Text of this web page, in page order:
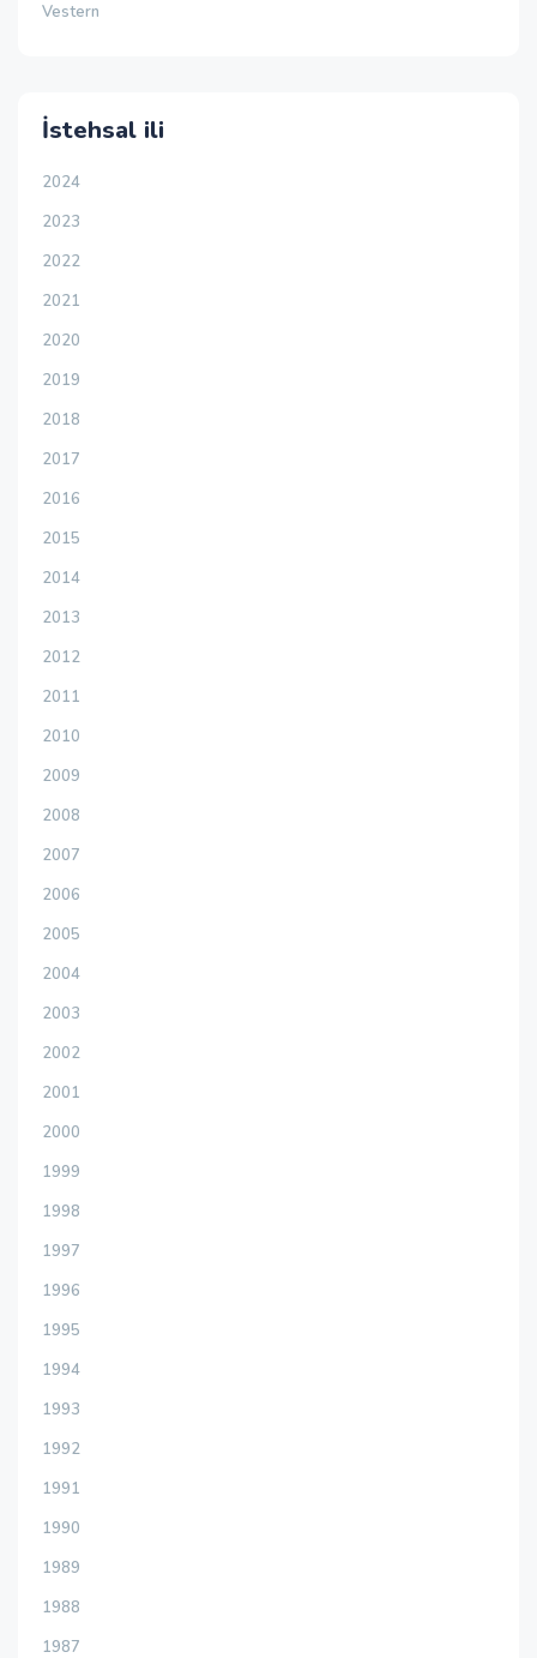
Vestern
İstehsal ili
2024
2023
2022
2021
2020
2019
2018
2017
2016
2015
2014
2013
2012
2011
2010
2009
2008
2007
2006
2005
2004
2003
2002
2001
2000
1999
1998
1997
1996
1995
1994
1993
1992
1991
1990
1989
1988
1987